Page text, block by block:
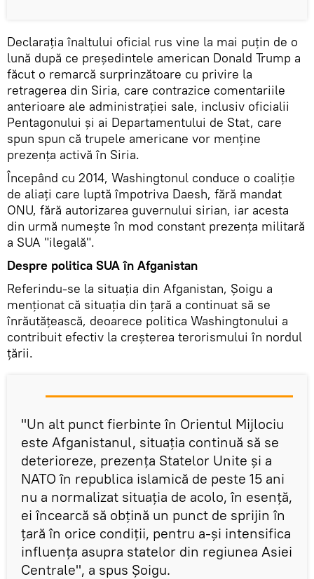
Declarația înaltului oficial rus vine la mai puțin de o
lună după ce președintele american Donald Trump a
făcut o remarcă surprinzătoare cu privire la
retragerea din Siria, care contrazice comentariile
anterioare ale administrației sale, inclusiv oficialii
Pentagonului și ai Departamentului de Stat, care
spun spun că trupele americane vor menține
prezența activă în Siria.
Începând cu 2014, Washingtonul conduce o coaliție
de aliați care luptă împotriva Daesh, fără mandat
ONU, fără autorizarea guvernului sirian, iar acesta
din urmă numește în mod constant prezența militară
a SUA "ilegală".
Despre politica SUA în Afganistan
Referindu-se la situația din Afganistan, Șoigu a
menționat că situația din țară a continuat să se
înrăutățească, deoarece politica Washingtonului a
contribuit efectiv la creșterea terorismului în nordul
țării.
"Un alt punct fierbinte în Orientul Mijlociu
este Afganistanul, situația continuă să se
deterioreze, prezența Statelor Unite și a
NATO în republica islamică de peste 15 ani
nu a normalizat situația de acolo, în esență,
ei încearcă să obțină un punct de sprijin în
țară în orice condiții, pentru a-și intensifica
influența asupra statelor din regiunea Asiei
Centrale", a spus Șoigu.